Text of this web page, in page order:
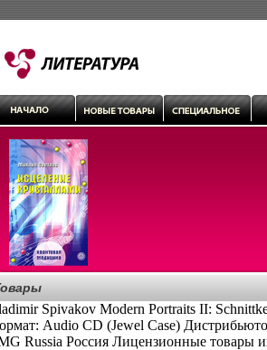
Spivakov Modern Portraits II:
Audio CD (Jewel Case)
Russia Россия Лицензионные товары